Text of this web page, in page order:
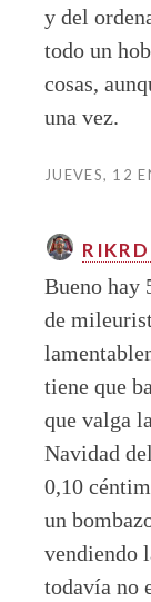
y del
todo un
cosas,
una vez.
JUEVES, 12
Bueno hay
de
tiene que
que valga
Navidad
0,10
un
vendiendo
todavía no